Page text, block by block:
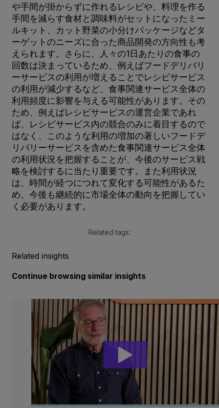
や手間が掛からずに作れるレシピや、料理を作る
手間を減らす食材と調味料がセットになったミー
ルキット、カット野菜の小分けパッケージなどタ
ーゲットのニーズに合った商品開発の方向性も考
えられます。さらに、人々の1日あたりの食事の
回数は決まっているため、例えばフードデリバリ
ーサービスの利用が増えることでレシピサービス
の利用が減少するなど、食事関連サービス全体の
利用頻度に影響を与える可能性があります。その
ため、例えばレシピサービスの運営企業であれ
ば、レシピサービス内の競合のみに着目するので
はなく、このような利用の増加の著しいフードデ
リバリーサービスを含めた食事関連サービス全体
の利用状況を把握することが、今後のサービス戦
略を検討するに当たり重要です。また利用状況
は、時間が経つにつれて変化する可能性があるた
め、今後も継続的に市場全体の動向を把握してい
く必要があります。
Related tags:
Related insights
Continue browsing similar insights